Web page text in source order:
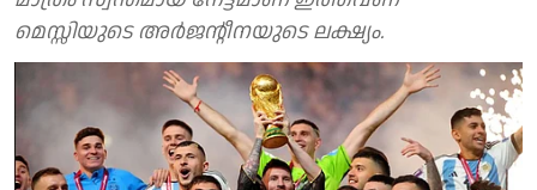
മെസ്സിയുടെ അർജൻ്റീനയുടെ ലക്ഷ്യം.